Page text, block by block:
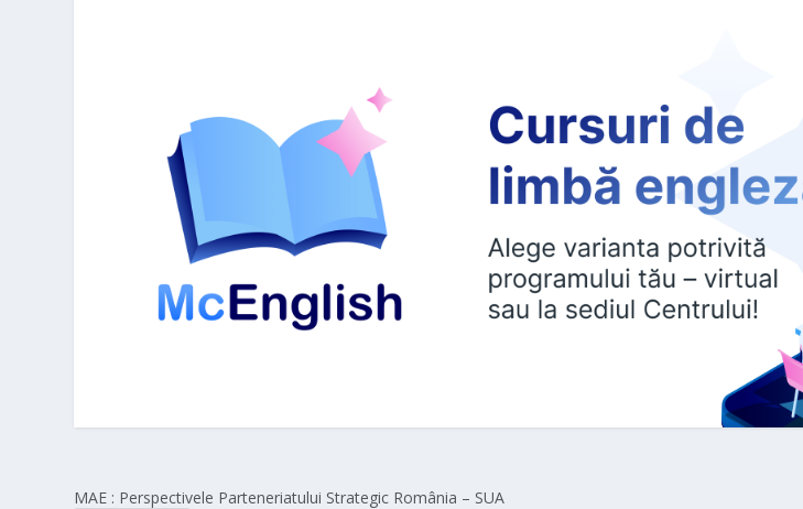
MAE : Perspectivele Parteneriatului Strategic România – SUA